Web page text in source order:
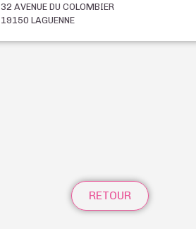
32 AVENUE DU COLOMBIER
19150 LAGUENNE
RETOUR